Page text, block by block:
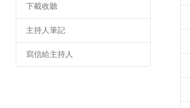
下載收聽
主持人筆記
寫信給主持人